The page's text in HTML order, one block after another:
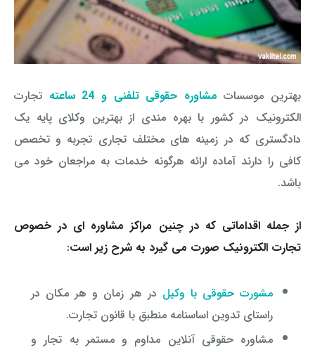
بهترین موسسات مشاوره حقوقی تلفنی و 24 ساعته
تجارت
الکترونیک در کشور با بهره مندی از بهترین وکلای پایه یک
دادگستری که در زمینه های مختلف تجاری تجربه و تخصص
کافی را دارند آماده ارائه هرگونه خدمات به مراجعان خود می
باشد.
از جمله اقداماتی که در چنین مراکز مشاوره ای در خصوص
تجارت الکترونیک صورت می گیرد به شرح زیر است:
مشورت حقوقی با وکیل در هر زمان و هر مکان در
راستای تدوین اساسنامه منطبق با قانون تجارت.
مشاوره حقوقی آنلاین مداوم و مستمر به تجار و